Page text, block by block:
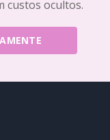
custos ocultos.